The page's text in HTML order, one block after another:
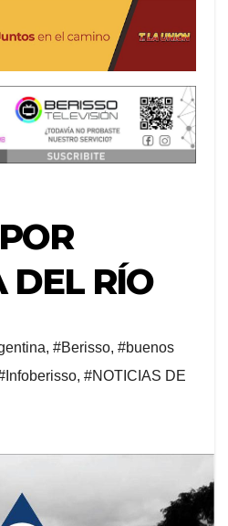
DEL RÍO
, #Berisso, #buenos
, #NOTICIAS DE